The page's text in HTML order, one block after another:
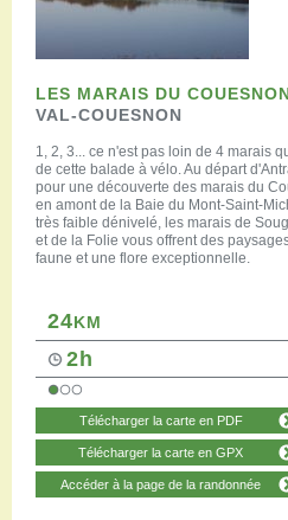
LES MARAIS DU
VAL-COUESNON
1, 2, 3... ce n'est pas loin de 4 marais
de cette balade à vélo. Au départ
pour une découverte des marais du
en amont de la Baie du Mont-Saint-
très faible dénivelé, les marais de
et de la Folie vous offrent des
faune et une flore exceptionnelle.
24KM
2h
Télécharger la carte en PDF
Télécharger la carte en GPX
Accéder à la page de la randonnée